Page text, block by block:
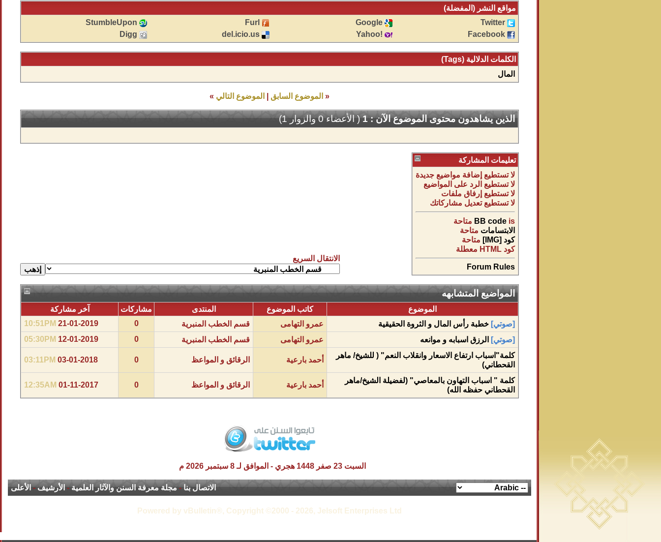
مواقع النشر (المفضلة)
Twitter
Google
Furl
StumbleUpon
Facebook
!Yahoo
del.icio.us
Digg
الكلمات الدلالية (Tags)
المال
« الموضوع السابق الموضوع التالي »
الذين يشاهدون محتوى الموضوع الآن : 1 ( الأعضاء 0 والزوار 1)
تعليمات المشاركة
لا تستطيع إضافة مواضيع جديدة
لا تستطيع الرد على المواضيع
لا تستطيع إرفاق ملفات
لا تستطيع تعديل مشاركاتك
BB code is
متاحة
الابتسامات متاحة
كود [IMG]
متاحة
كود HTML
معطلة
Forum Rules
الانتقال السريع
المواضيع المتشابهه
الموضوع كاتب الموضوع المنتدى مشاركات
آخر مشاركة
[صوتي] خطبة رأس المال و الثروة الحقيقية عمرو التهامى قسم الخطب المنبرية 0
21-01-2019
10:51PM
[صوتي]
الرزق اسبابه و موانعه عمرو التهامى قسم الخطب المنبرية 0
12-01-2019
05:30PM
كلمة"اسباب ارتفاع الاسعار وانقلاب النعم" ( للشيخ/ ماهر
القحطاني)
أحمد بارعية الرقائق و المواعظ 0
03-01-2018
03:11PM
كلمة " اسباب التهاون بالمعاصي" (لفضيلة الشيخ/ماهر
القحطاني حفظه الله)
أحمد بارعية الرقائق و المواعظ 0
01-11-2017
12:35AM
السبت 23 صفر 1448 هجري - الموافق لـ 8 سبتمبر 2026 م
الاتصال بنا-مجلة معرفة السنن والآثار العلمية-الأرشيف-الأعلى
Powered by vBulletin®, Copyright ©2000 - 2026, Jelsoft Enterprises Ltd